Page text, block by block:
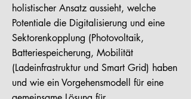
holistischer Ansatz aussieht, welche
Potentiale die Digitalisierung und eine
Sektorenkopplung (Photovoltaik,
Batteriespeicherung, Mobilität
(Ladeinfrastruktur und Smart Grid) haben
und wie ein Vorgehensmodell für eine